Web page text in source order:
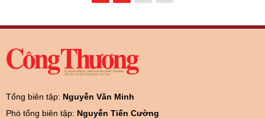
Tổng biên tập: Nguyễn Văn Minh
Phó tổng biên tập: Nguyễn Tiến Cường